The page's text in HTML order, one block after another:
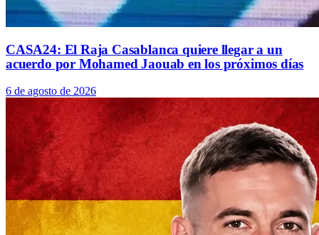
CASA24: El Raja Casablanca quiere llegar a un
acuerdo por Mohamed Jaouab en los próximos días
6 de agosto de 2026